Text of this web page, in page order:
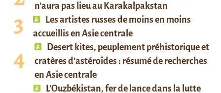
n’aura pas lieu au Karakalpakstan
Les artistes russes de moins en moins
accueillis en Asie centrale
Desert kites, peuplement préhistorique et
cratères d’astéroïdes : résumé de recherches
en Asie centrale
L’Ouzbékistan, fer de lance dans la lutte